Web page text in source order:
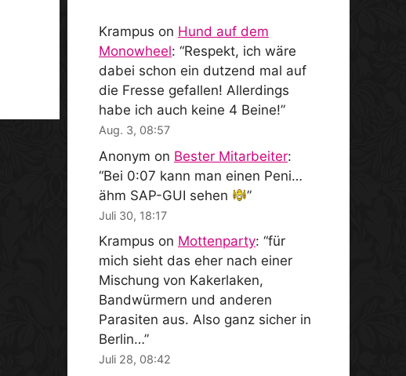
Krampus on Hund auf dem
Monowheel: “Respekt, ich wäre
dabei schon ein dutzend mal auf
die Fresse gefallen! Allerdings
habe ich auch keine 4 Beine!”
Aug. 3, 08:57
Anonym on Bester Mitarbeiter:
“Bei 0:07 kann man einen Peni…
ähm SAP-GUI sehen
”
Juli 30, 18:17
Krampus on Mottenparty: “für
mich sieht das eher nach einer
Mischung von Kakerlaken,
Bandwürmern und anderen
Parasiten aus. Also ganz sicher in
Berlin…”
Juli 28, 08:42